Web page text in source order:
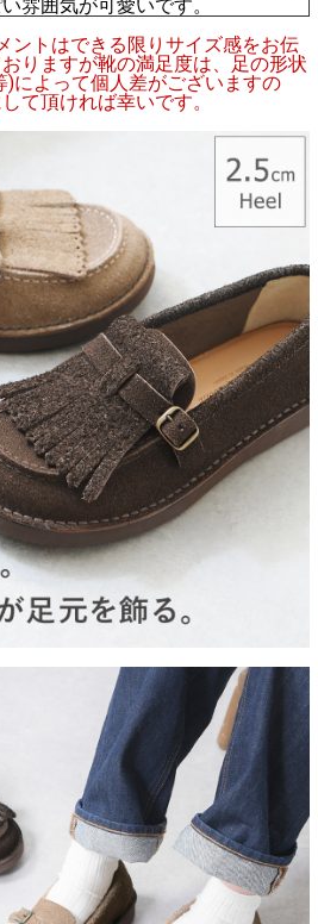
雰囲気が可愛いです。
ントはできる限りサイズ感をお伝
りますが靴の満足度は、足の形状
によって個人差がございますの
て頂ければ幸いです。